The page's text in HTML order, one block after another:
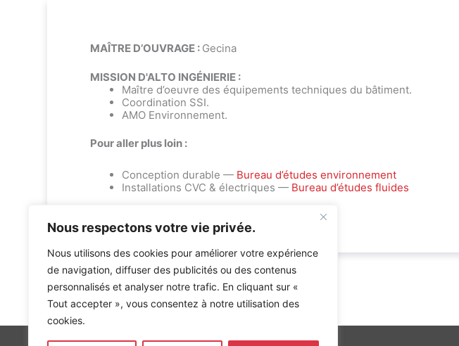
Nous respectons votre vie privée.
Nous utilisons des cookies pour améliorer votre expérience
de navigation, diffuser des publicités ou des contenus
personnalisés et analyser notre trafic. En cliquant sur «
Tout accepter », vous consentez à notre utilisation des
cookies.
MAÎTRE D’OUVRAGE : Gecina
MISSION D'ALTO INGÉNIERIE :
Maître d’oeuvre des équipements techniques du bâtiment.
Coordination SSI.
AMO Environnement.
Pour aller plus loin :
Conception durable — Bureau d’études environnement
Installations CVC & électriques — Bureau d’études fluides
Accueil»Références»Bâtiment LE FRANCE